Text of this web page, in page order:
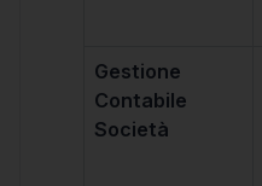
Gestione
Contabile
Società